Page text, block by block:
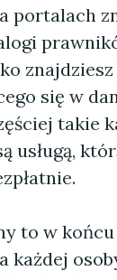
portalach
się w
takie
usługą,
to w końcu
każdej